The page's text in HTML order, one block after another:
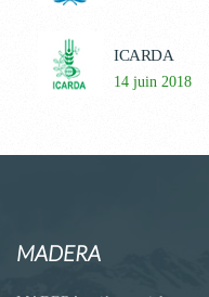
ICARDA
14 juin 2018
MADERA